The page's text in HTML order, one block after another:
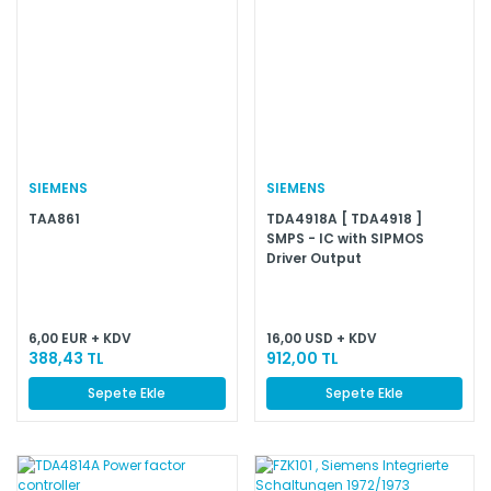
SIEMENS
TAA861
6,00 EUR + KDV
388,43 TL
Sepete Ekle
SIEMENS
TDA4918A [ TDA4918 ]
SMPS - IC with SIPMOS
Driver Output
16,00 USD + KDV
912,00 TL
Sepete Ekle